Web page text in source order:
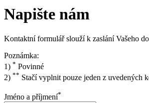
Napište nám
Kontaktní formulář slouží k zaslání Vašeho
Poznámka:
1) * Povinné
2) ** Stačí vyplnit pouze jeden z uvedených
Jméno a příjmení*